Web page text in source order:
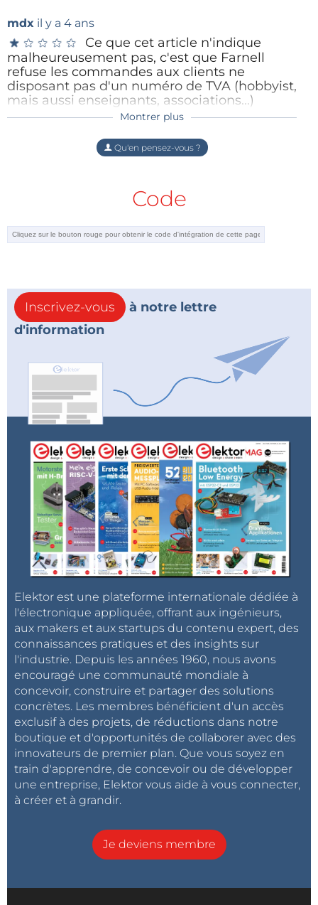
mdx il y a 4 ans
★ ★ ★ ★ ★
★ ★ ★ ★ ★
Ce que cet article n'indique
malheureusement pas, c'est que Farnell
refuse les commandes aux clients ne
disposant pas d'un numéro de TVA (hobbyist,
mais aussi enseignants, associations...)
RépondreMontrer plus
Qu'en pensez-vous ?
Code
Inscrivez-vous
à notre lettre
d'information
Elektor est une plateforme internationale dédiée à
l'électronique appliquée, offrant aux ingénieurs,
aux makers et aux startups du contenu expert, des
connaissances pratiques et des insights sur
l'industrie. Depuis les années 1960, nous avons
encouragé une communauté mondiale à
concevoir, construire et partager des solutions
concrètes. Les membres bénéficient d'un accès
exclusif à des projets, de réductions dans notre
boutique et d'opportunités de collaborer avec des
innovateurs de premier plan. Que vous soyez en
train d'apprendre, de concevoir ou de développer
une entreprise, Elektor vous aide à vous connecter,
à créer et à grandir.
Je deviens membre